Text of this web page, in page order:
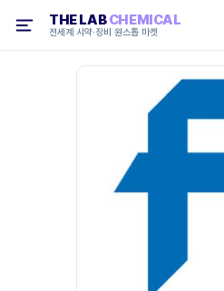
THE LABCHEMICAL
전세계 시약·장비 원스톱 마켓